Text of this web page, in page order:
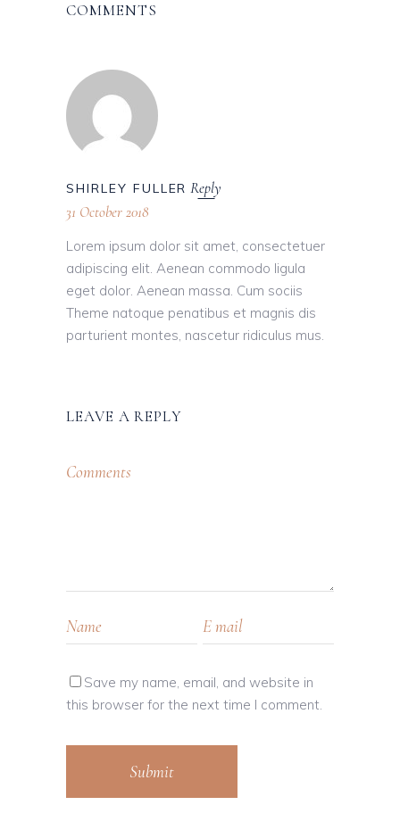
COMMENTS
SHIRLEY FULLER Reply
31 October 2018
Lorem ipsum dolor sit amet, consectetuer
adipiscing elit. Aenean commodo ligula
eget dolor. Aenean massa. Cum sociis
Theme natoque penatibus et magnis dis
parturient montes, nascetur ridiculus mus.
LEAVE A REPLY
Save my name, email, and website in
this browser for the next time I comment.
Submit